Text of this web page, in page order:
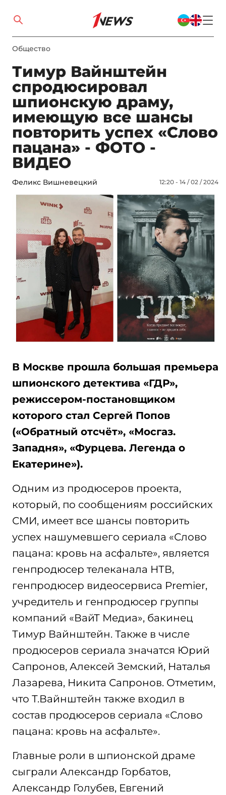
Общество
Тимур Вайнштейн
спродюсировал
шпионскую драму,
имеющую все шансы
повторить успех «Слово
пацана» - ФОТО -
ВИДЕО
Феликс Вишневецкий 12:20 - 14 / 02 / 2024
В Москве прошла большая премьера
шпионского детектива «ГДР»,
режиссером-постановщиком
которого стал Сергей Попов
(«Обратный отсчёт», «Мосгаз.
Западня», «Фурцева. Легенда о
Екатерине»).
Одним из продюсеров проекта,
который, по сообщениям российских
СМИ, имеет все шансы повторить
успех нашумевшего сериала «Слово
пацана: кровь на асфальте», является
генпродюсер телеканала НТВ,
генпродюсер видеосервиса Premier,
учредитель и генпродюсер группы
компаний «ВайТ Медиа», бакинец
Тимур Вайнштейн. Также в числе
продюсеров сериала значатся Юрий
Сапронов, Алексей Земский, Наталья
Лазарева, Никита Сапронов. Отметим,
что Т.Вайнштейн также входил в
состав продюсеров сериала «Слово
пацана: кровь на асфальте».
Главные роли в шпионской драме
сыграли Александр Горбатов,
Александр Голубев, Евгений